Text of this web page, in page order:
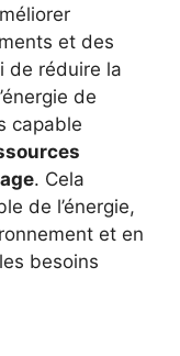
et des
de réduire la
de
capable
. Cela
de l’énergie,
et en
besoins